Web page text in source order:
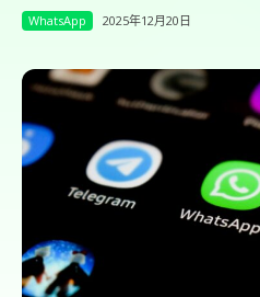
WhatsApp 2025年12月20日